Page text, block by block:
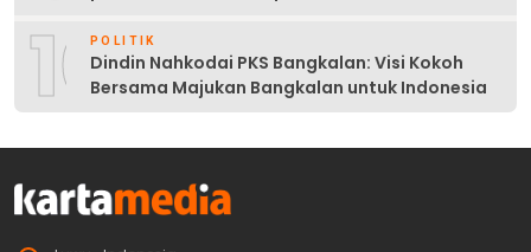
10POLITIK
Dindin Nahkodai PKS Bangkalan: Visi Kokoh
Bersama Majukan Bangkalan untuk Indonesia